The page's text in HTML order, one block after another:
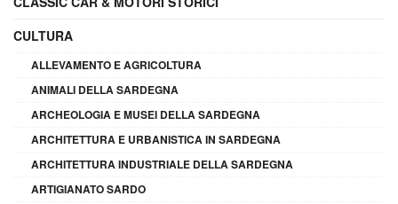
CULTURA
ALLEVAMENTO E AGRICOLTURA
ANIMALI DELLA SARDEGNA
ARCHEOLOGIA E MUSEI DELLA SARDEGNA
ARCHITETTURA E URBANISTICA IN SARDEGNA
ARCHITETTURA INDUSTRIALE DELLA SARDEGNA
ARTIGIANATO SARDO